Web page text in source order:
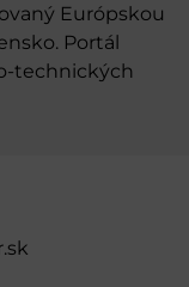
Európskou
Portál
technických